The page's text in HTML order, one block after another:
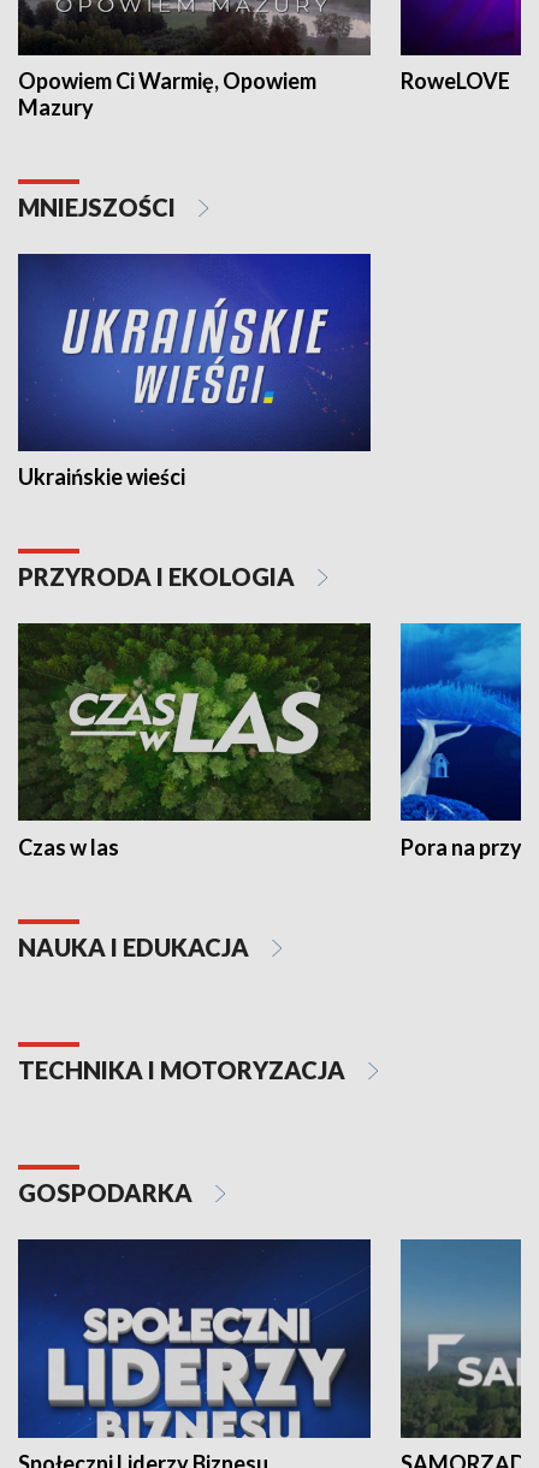
Opowiem Ci Warmię, Opowiem
Mazury
RoweLOVE
MNIEJSZOŚCI
Ukraińskie wieści
PRZYRODA I EKOLOGIA
Czas w las Pora na
NAUKA I EDUKACJA
TECHNIKA I MOTORYZACJA
GOSPODARKA